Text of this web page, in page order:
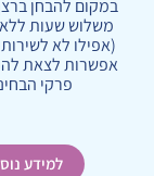
במקום להבחן
משלוש שעות
(אפילו לא
אפשרות לצאת
פרקי
למידע